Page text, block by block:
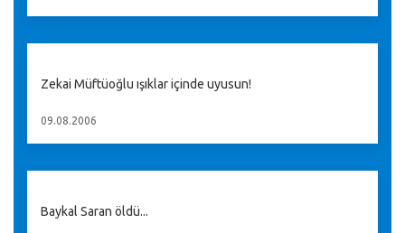
Zekai Müftüoğlu ışıklar içinde uyusun!
09.08.2006
Baykal Saran öldü...